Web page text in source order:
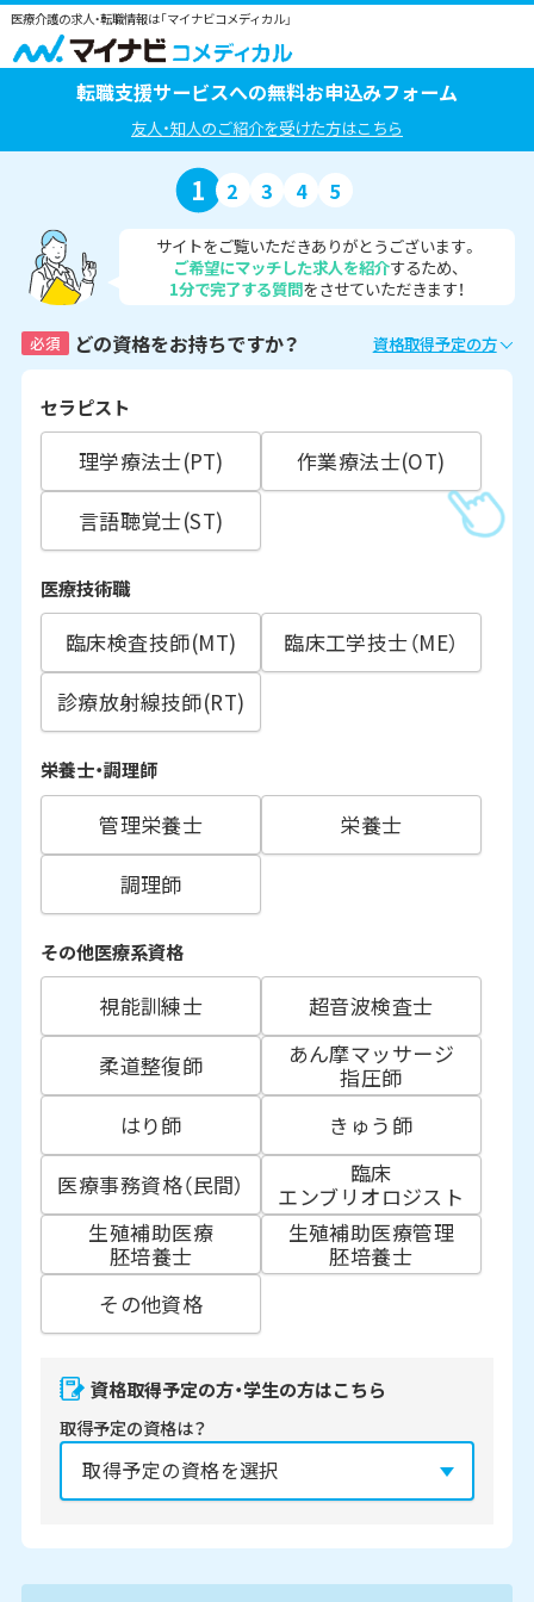
医療介護の求人・転職情報は「マイナビコメディカル」
転職支援サービスへの無料お申込みフォーム
友人・知人のご紹介を受けた方はこちら
1 2 3 4 5
サイトをご覧いただきありがとうございます。
ご希望にマッチした求人を紹介するため、
1分で完了する質問をさせていただきます！
必須 どの資格をお持ちですか？ 資格取得予定の方
セラピスト
理学療法士(PT)
作業療法士(OT)
言語聴覚士(ST)
医療技術職
臨床検査技師(MT)
臨床工学技士（ME）
診療放射線技師(RT)
栄養士・調理師
管理栄養士
栄養士
調理師
その他医療系資格
視能訓練士
超音波検査士
柔道整復師
あん摩マッサージ
指圧師
はり師
きゅう師
医療事務資格（民間）
臨床
エンブリオロジスト
生殖補助医療
胚培養士
生殖補助医療管理
胚培養士
その他資格
資格取得予定の方・学生の方はこちら
取得予定の資格は？
2027年 2028年 2029年 3月